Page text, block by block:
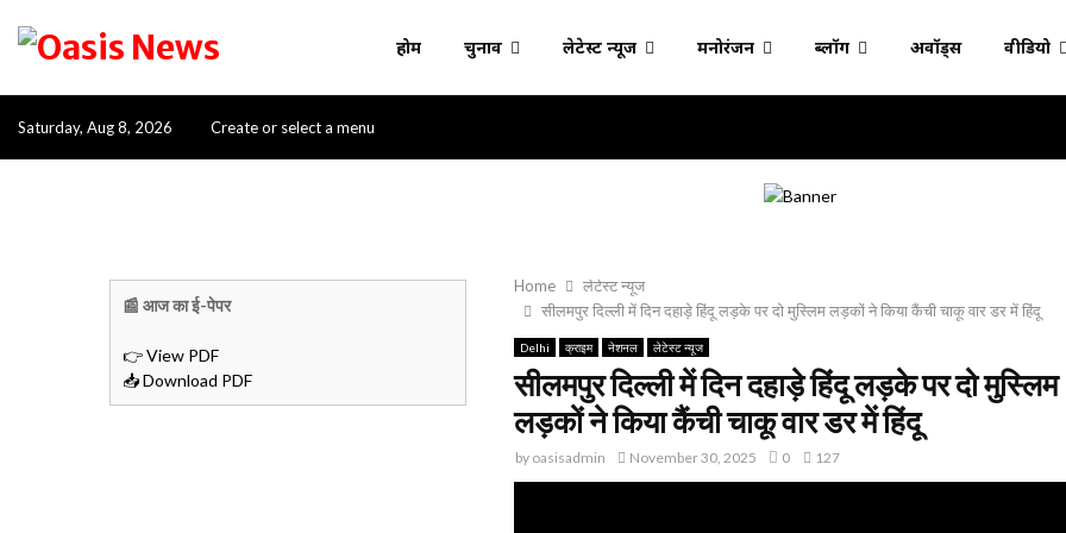
होम चुनाव लेटेस्ट न्यूज मनोरंजन ब्लॉग अवॉर्ड्स वीडियो
Saturday, Aug 8, 2026 Create or select a menu
Home
लेटेस्ट न्यूज
सीलमपुर दिल्ली में दिन दहाड़े हिंदू लड़के पर दो मुस्लिम लड़कों ने किया कैंची चाकू वार डर में हिंदू
Delhi क्राइम नेशनल लेटेस्ट न्यूज
सीलमपुर दिल्ली में दिन दहाड़े हिंदू लड़के पर दो मुस्लिम
लड़कों ने किया कैंची चाकू वार डर में हिंदू
by oasisadmin November 30, 2025 0 127
📰 आज का ई-पेपर
👉 View PDF
📥 Download PDF